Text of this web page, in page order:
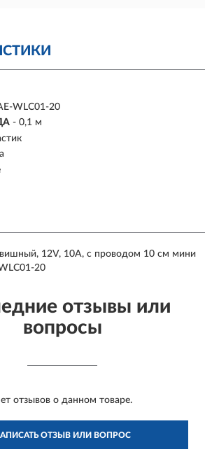
WLC01-20
- 0,1 м
12V, 10A, с проводом 10 см мини
20
отзывы или
вопросы
отзывов о данном товаре.
ОТЗЫВ ИЛИ ВОПРОС